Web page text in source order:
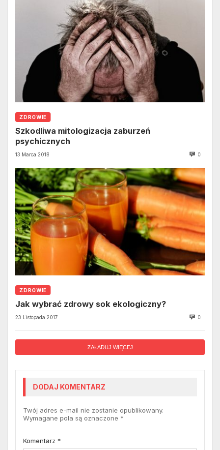
ZDROWIE
Szkodliwa mitologizacja zaburzeń
psychicznych
13 Marca 2018 0
ZDROWIE
Jak wybrać zdrowy sok ekologiczny?
23 Listopada 2017 0
ZAŁADUJ WIĘCEJ
DODAJ KOMENTARZ
Twój adres e-mail nie zostanie opublikowany.
Wymagane pola są oznaczone *
Komentarz *